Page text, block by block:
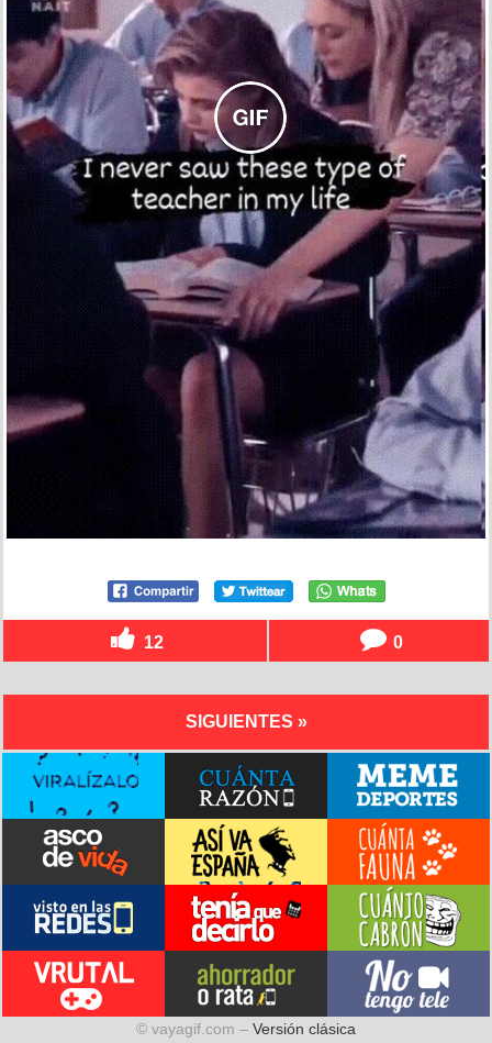
12 0
SIGUIENTES »
© vayagif.com – Versión clásica